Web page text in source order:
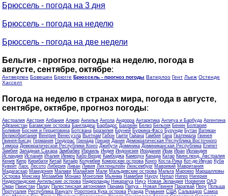
Брюссель - погода на 3 дня
Брюссель - погода на неделю
Брюссель - погода на две недели
Бельгия - прогноз погоды на неделю, погода в
августе, сентябре, октябре:
Антверпен Бовешен Брюгге Брюссель - прогноз погоды Ватерлоо Гент Льеж Остенде
Хасселт
Погода на неделю в странах мира, погода в августе,
сентябре, октябре, прогноз погоды:
Австралия Австрия Албания Алжир Ангилья Ангола Андорра Антарктика Антигуа и Барбуда Аргентина
Афганистан Багамские острова Бангладеш Барбадос Бахрейн Белиз Бельгия Бенин Болгария
Боливия Босния и Герцеговина Ботсвана Бразилия Бруней Буркина-Фасо Бурунди Бутан Ватикан
Великобритания Венгрия Венесуэла Вьетнам Габон Гаити Гайана Гамбия Гана Гватемала Гвинея
Гвинея-Бисау Германия Гондурас Гренада Греция Дания Демократическая Республика Восточного
Тимора Демократической Республики Конго Джибути Доминика Доминиканская Республика Египет
Замбия Западная Сахара Зимбабве Израиль Индия Индонезия Иордания Ирак Иран Ирландия
Исландия Испания Италия Йемен Кабо-Верде Камбоджа Камерун Канада Катар Квинсленд, Австралия
Кения Кипр Кирибати Китай Китайр Колумбия Коморские острова Конго Коста-Рика Кот-де-Ивуар Куба
Кувейт Лаос Лесото Либерия Ливан Ливия Лихтенштейн Люксембург Маврикий Мавритания
Мадагаскар Македония Малави Малайзия Мали Мальдивские острова Мальта Марокко Маршалловы
Острова Мексика Мозамбик Монако Монголия Мьянма Намибия Науру Непал Нигер Нигерия
Нидерландские Антильские острова Нидерланды Никарагуа Ниуэ Новая Зеландия Норвегия ОАЭ
Оман Пакистан Палау Палестинская автономия Панама Папуа - Новая Гвинея Парагвай Перу Польша
Португалия Республика Вануату Роротонга Кука острова Руанда Румыния США Сальвадор Самоа